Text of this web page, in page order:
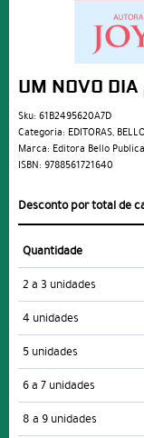
UM NOVO
Sku: 61B2495620A7D
Categoria: EDITORAS,
Marca: Editora Bello
ISBN: 9788561721640
Desconto por total de
Quantidade
2 a 3 unidades
4 unidades
5 unidades
6 a 7 unidades
8 a 9 unidades